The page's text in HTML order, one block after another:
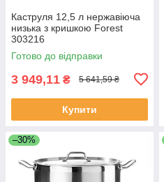
Каструля 12,5 л нержавіюча
низька з кришкою Forest
303216
Готово до відправки
3 949,11 ₴ 5 641,59 ₴
Купити
–30%